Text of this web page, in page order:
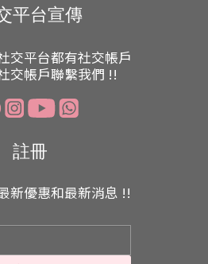
平台宣傳
交平台都有社交帳戶
交帳戶聯繫我們 !!
註冊
新優惠和最新消息 !!